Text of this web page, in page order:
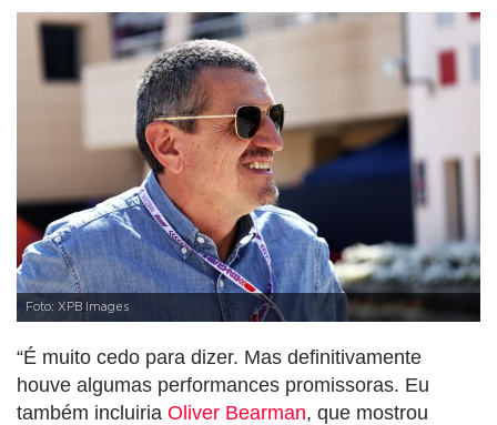
Foto: XPB Images
“É muito cedo para dizer. Mas definitivamente
houve algumas performances promissoras. Eu
também incluiria Oliver Bearman, que mostrou